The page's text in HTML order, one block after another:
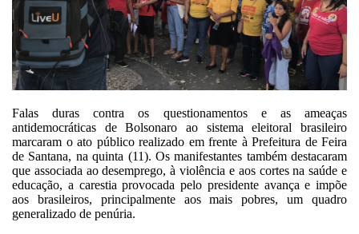
Falas duras contra os questionamentos e as ameaças
antidemocráticas de Bolsonaro ao sistema eleitoral brasileiro
marcaram o ato público realizado em frente à Prefeitura de Feira
de Santana, na quinta (11). Os manifestantes também destacaram
que associada ao desemprego, à violência e aos cortes na saúde e
educação, a carestia provocada pelo presidente avança e impõe
aos brasileiros, principalmente aos mais pobres, um quadro
generalizado de penúria.